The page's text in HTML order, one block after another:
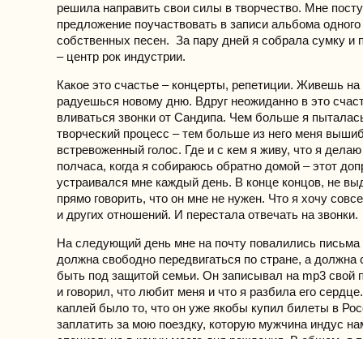
решила направить свои силы в творчество. Мне
предложение поучаствовать в записи альбома
собственных песен. За пару дней я собрала сумку и
– центр рок индустрии.
Какое это счастье – концерты, репетиции. Живешь на
радуешься новому дню. Вдруг неожиданно в это
вливаться звонки от Сандипа. Чем больше я
творческий процесс – тем больше из него меня
встревоженный голос. Где и с кем я живу, что я
полчаса, когда я собираюсь обратно домой – этот
устраивался мне каждый день. В конце концов, не
прямо говорить, что он мне не нужен. Что я хочу
и других отношений. И перестала отвечать на звонки.
На следующий день мне на почту повалились письма
должна свободно передвигаться по стране, а должна
быть под защитой семьи. Он записывал на mp3 свой
и говорил, что любит меня и что я разбила его
каплей было то, что он уже якобы купил билеты в
заплатить за мою поездку, которую мужчина индус